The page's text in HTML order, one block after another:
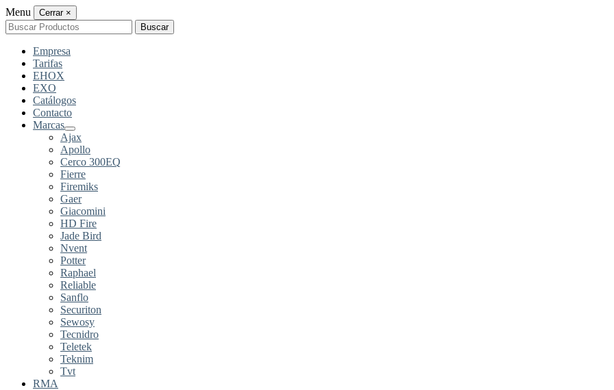
Menu Cerrar ×
Buscar
por:
Buscar
Empresa
Tarifas
EHOX
EXO
Catálogos
Contacto
Marcas
Ajax
Apollo
Cerco 300EQ
Fierre
Firemiks
Gaer
Giacomini
HD Fire
Jade Bird
Nvent
Potter
Raphael
Reliable
Sanflo
Securiton
Sewosy
Tecnidro
Teletek
Teknim
Tvt
RMA